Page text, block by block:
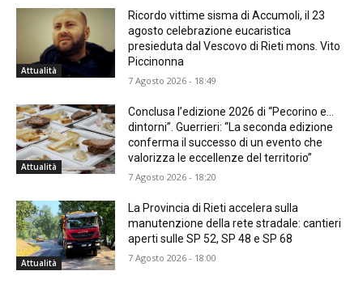
Attualità
Ricordo vittime sisma di Accumoli, il 23
agosto celebrazione eucaristica
presieduta dal Vescovo di Rieti mons. Vito
Piccinonna
7 Agosto 2026 - 18:49
Attualità
Conclusa l’edizione 2026 di “Pecorino e…
dintorni”. Guerrieri: “La seconda edizione
conferma il successo di un evento che
valorizza le eccellenze del territorio”
7 Agosto 2026 - 18:20
Attualità
La Provincia di Rieti accelera sulla
manutenzione della rete stradale: cantieri
aperti sulle SP 52, SP 48 e SP 68
7 Agosto 2026 - 18:00